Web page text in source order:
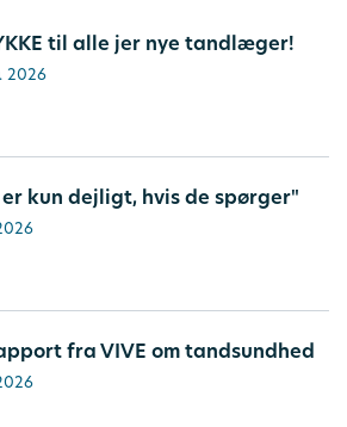
til alle jer nye tandlæger!
2026
er kun dejligt, hvis de spørger"
fra VIVE om tandsundhed